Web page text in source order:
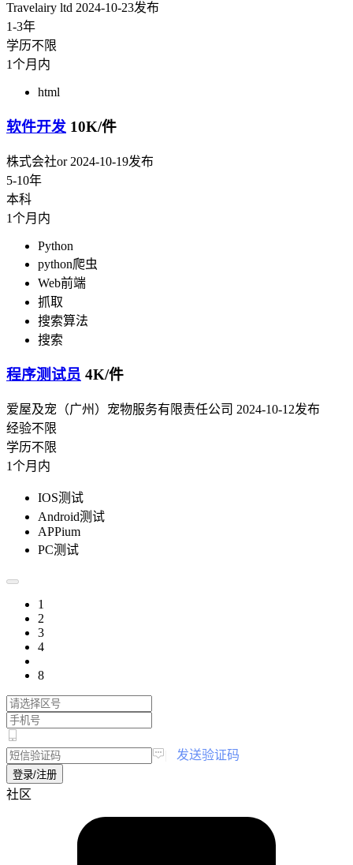
Travelairy ltd 2024-10-23发布
1-3年
学历不限
1个月内
html
软件开发 10K/件
株式会社or 2024-10-19发布
5-10年
本科
1个月内
Python
python爬虫
Web前端
抓取
搜索算法
搜索
程序测试员 4K/件
爱屋及宠（广州）宠物服务有限责任公司 2024-10-12发布
经验不限
学历不限
1个月内
IOS测试
Android测试
APPium
PC测试
1
2
3
4
8
发送验证码
登录/注册
社区